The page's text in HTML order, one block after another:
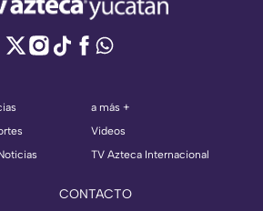
a más +
Videos
TV Azteca Internacional
CONTACTO